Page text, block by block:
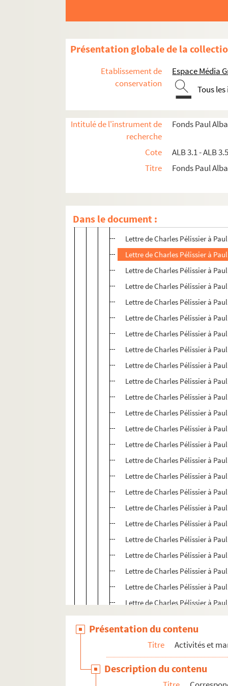
Présentation globale de la
Etablissement de
conservation
Espace Média
Tous
Intitulé de l'instrument de
recherche
Fonds Paul
Cote
ALB 3.1 - ALB
Titre
Fonds Paul
Dans le document :
Lettre de Charles Pélissier à
Lettre de Charles Pélissier à
Lettre de Charles Pélissier à
Lettre de Charles Pélissier à
Lettre de Charles Pélissier à
Lettre de Charles Pélissier à
Lettre de Charles Pélissier à
Lettre de Charles Pélissier à
Lettre de Charles Pélissier à
Lettre de Charles Pélissier à
Lettre de Charles Pélissier à
Lettre de Charles Pélissier à
Lettre de Charles Pélissier à
Lettre de Charles Pélissier à
Lettre de Charles Pélissier à
Lettre de Charles Pélissier à
Lettre de Charles Pélissier à
Lettre de Charles Pélissier à
Lettre de Charles Pélissier à
Lettre de Charles Pélissier à
Lettre de Charles Pélissier à
Lettre de Charles Pélissier à
Lettre de Charles Pélissier à
Lettre de Charles Pélissier à
Lettre de Charles Pélissier à
Lettre de Charles Pélissier à
Lettre de Charles Pélissier à
Lettre de Charles Pélissier à
Lettre de Charles Pélissier à
Lettre de Charles Pélissier à
Lettre de Charles Pélissier à
Lettre de Charles Pélissier à
Lettre de Charles Pélissier à
Présentation du contenu
Titre Activités et
Description du contenu